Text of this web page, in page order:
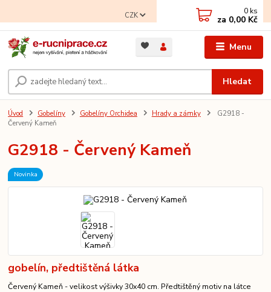
Menu
CZK
Hledat
0 ks
za 0,00 Kč
Úvod Gobelíny Gobelíny Orchidea Hrady a zámky
G2918 -
Červený Kameň
G2918 - Červený Kameň
Novinka
gobelín, předtištěná látka
Červený Kameň - velikost výšivky 30x40 cm. Předtištěný motiv na látce